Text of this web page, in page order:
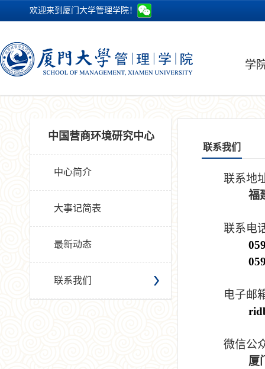
欢迎来到厦门大学管理学院！
学
中国营商环境研究中心
中心简介
大事记简表
最新动态
联系我们
联系我们
联系地
福
联系电
电子邮
微信公
厦